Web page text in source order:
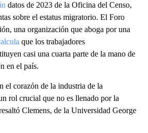
datos de 2023 de la Oficina del Censo,
sobre el estatus migratorio. El Foro
una organización que aboga por una
que los trabajadores
casi una cuarta parte de la mano de
en el país.
el corazón de la industria de la
rol crucial que no es llenado por la
Clemens, de la Universidad George